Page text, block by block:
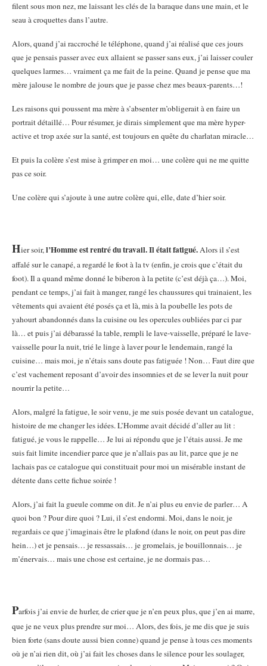
filent sous mon nez, me laissant les clés de la baraque dans une main, et le
seau à croquettes dans l’autre.
Alors, quand j’ai raccroché le téléphone, quand j’ai réalisé que ces jours
que je pensais passer avec eux allaient se passer sans eux, j’ai laisser couler
quelques larmes… vraiment ça me fait de la peine. Quand je pense que ma
mère jalouse le nombre de jours que je passe chez mes beaux-parents…!
Les raisons qui poussent ma mère à s’absenter m’obligerait à en faire un
portrait détaillé… Pour résumer, je dirais simplement que ma mère hyper-
active et trop axée sur la santé, est toujours en quête du charlatan miracle…
Et puis la colère s’est mise à grimper en moi… une colère qui ne me quitte
pas ce soir.
Une colère qui s’ajoute à une autre colère qui, elle, date d’hier soir.
Hier soir,l’Homme est rentré du travail. Il était fatigué.Alors il s’est
affalé sur le canapé, a regardé le foot à la tv (enfin, je crois que c’était du
foot). Il a quand même donné le biberon à la petite (c’est déjà ça…). Moi,
pendant ce temps, j’ai fait à manger, rangé les chaussures qui trainaient, les
vêtements qui avaient été posés ça et là, mis à la poubelle les pots de
yahourt abandonnés dans la cuisine ou les opercules oubliées par ci par
là… et puis j’ai débarassé la table, rempli le lave-vaisselle, préparé le lave-
vaisselle pour la nuit, trié le linge à laver pour le lendemain, rangé la
cuisine… mais moi, je n’étais sans doute pas fatiguée ! Non… Faut dire que
c’est vachement reposant d’avoir des insomnies et de se lever la nuit pour
nourrir la petite…
Alors, malgré la fatigue, le soir venu, je me suis posée devant un catalogue,
histoire de me changer les idées. L’Homme avait décidé d’aller au lit :
fatigué, je vous le rappelle… Je lui ai répondu que je l’étais aussi. Je me
suis fait limite incendier parce que je n’allais pas au lit, parce que je ne
lachais pas ce catalogue qui constituait pour moi un misérable instant de
détente dans cette fichue soirée !
Alors, j’ai fait la gueule comme on dit. Je n’ai plus eu envie de parler… A
quoi bon ? Pour dire quoi ? Lui, il s’est endormi. Moi, dans le noir, je
regardais ce que j’imaginais être le plafond (dans le noir, on peut pas dire
hein…) et je pensais… je ressassais… je gromelais, je bouillonnais… je
m’énervais… mais une chose est certaine, je ne dormais pas…
Parfois j’ai envie de hurler, de crier que je n’en peux plus, que j’en ai marre,
que je ne veux plus prendre sur moi… Alors, des fois, je me dis que je suis
bien forte (sans doute aussi bien conne) quand je pense à tous ces moments
où je n’ai rien dit, où j’ai fait les choses dans le silence pour les soulager,